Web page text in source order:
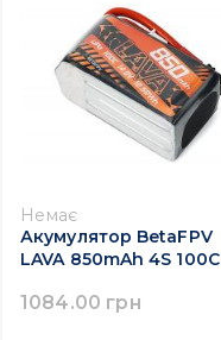
Немає
Акумулятор BetaFPV
LAVA 850mAh 4S 100C
1084.00 грн